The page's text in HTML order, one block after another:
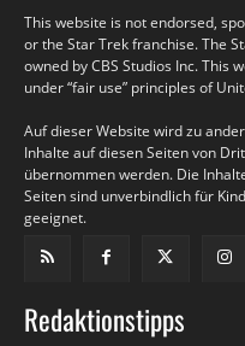
This website is not endorsed,
or the Star Trek franchise. The
owned by CBS Studios Inc. This
under “fair use” principles of
Auf dieser Website wird zu
Inhalte auf diesen Seiten von
übernommen werden. Die
Seiten sind unverbindlich für
geeignet.
Redaktionstipps